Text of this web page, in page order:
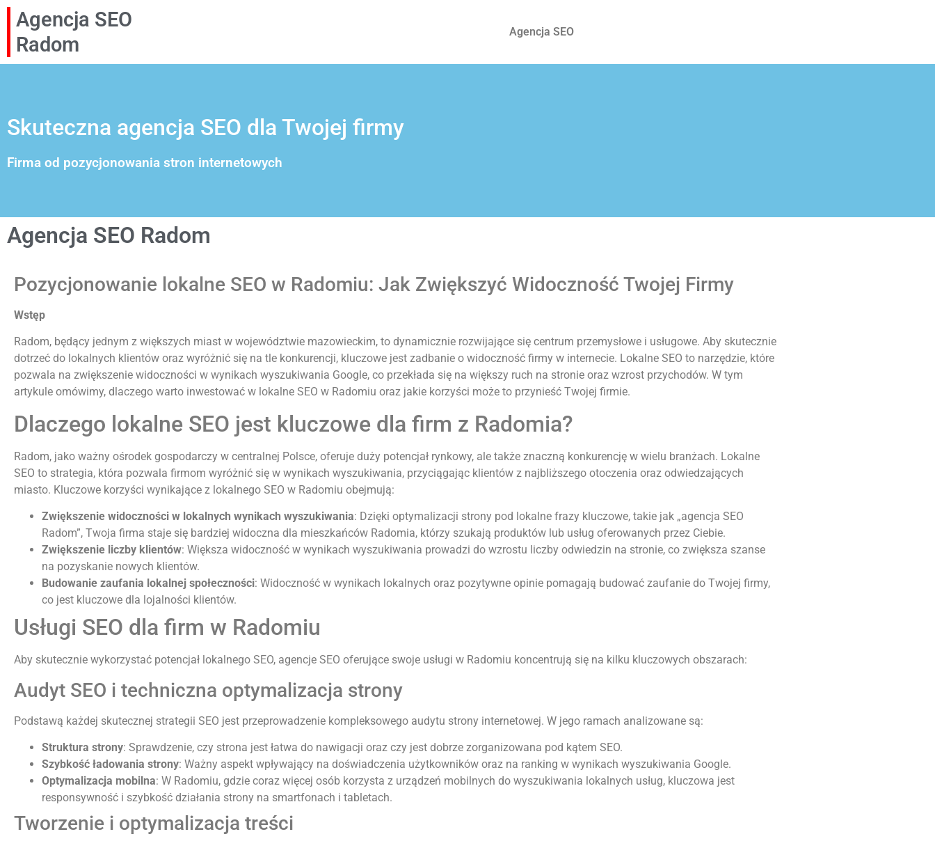
Agencja SEO
Radom
Agencja SEO
Skuteczna agencja SEO dla Twojej firmy
Firma od pozycjonowania stron internetowych
Agencja SEO Radom
Pozycjonowanie lokalne SEO w Radomiu: Jak Zwiększyć Widoczność Twojej Firmy
Wstęp
Radom, będący jednym z większych miast w województwie mazowieckim, to dynamicznie rozwijające się centrum przemysłowe i usługowe. Aby skutecznie
dotrzeć do lokalnych klientów oraz wyróżnić się na tle konkurencji, kluczowe jest zadbanie o widoczność firmy w internecie. Lokalne SEO to narzędzie, które
pozwala na zwiększenie widoczności w wynikach wyszukiwania Google, co przekłada się na większy ruch na stronie oraz wzrost przychodów. W tym
artykule omówimy, dlaczego warto inwestować w lokalne SEO w Radomiu oraz jakie korzyści może to przynieść Twojej firmie.
Dlaczego lokalne SEO jest kluczowe dla firm z Radomia?
Radom, jako ważny ośrodek gospodarczy w centralnej Polsce, oferuje duży potencjał rynkowy, ale także znaczną konkurencję w wielu branżach. Lokalne
SEO to strategia, która pozwala firmom wyróżnić się w wynikach wyszukiwania, przyciągając klientów z najbliższego otoczenia oraz odwiedzających
miasto. Kluczowe korzyści wynikające z lokalnego SEO w Radomiu obejmują:
Zwiększenie widoczności w lokalnych wynikach wyszukiwania: Dzięki optymalizacji strony pod lokalne frazy kluczowe, takie jak „agencja SEO
Radom”, Twoja firma staje się bardziej widoczna dla mieszkańców Radomia, którzy szukają produktów lub usług oferowanych przez Ciebie.
Zwiększenie liczby klientów: Większa widoczność w wynikach wyszukiwania prowadzi do wzrostu liczby odwiedzin na stronie, co zwiększa szanse
na pozyskanie nowych klientów.
Budowanie zaufania lokalnej społeczności: Widoczność w wynikach lokalnych oraz pozytywne opinie pomagają budować zaufanie do Twojej firmy,
co jest kluczowe dla lojalności klientów.
Usługi SEO dla firm w Radomiu
Aby skutecznie wykorzystać potencjał lokalnego SEO, agencje SEO oferujące swoje usługi w Radomiu koncentrują się na kilku kluczowych obszarach:
Audyt SEO i techniczna optymalizacja strony
Podstawą każdej skutecznej strategii SEO jest przeprowadzenie kompleksowego audytu strony internetowej. W jego ramach analizowane są:
Struktura strony: Sprawdzenie, czy strona jest łatwa do nawigacji oraz czy jest dobrze zorganizowana pod kątem SEO.
Szybkość ładowania strony: Ważny aspekt wpływający na doświadczenia użytkowników oraz na ranking w wynikach wyszukiwania Google.
Optymalizacja mobilna: W Radomiu, gdzie coraz więcej osób korzysta z urządzeń mobilnych do wyszukiwania lokalnych usług, kluczowa jest
responsywność i szybkość działania strony na smartfonach i tabletach.
Tworzenie i optymalizacja treści